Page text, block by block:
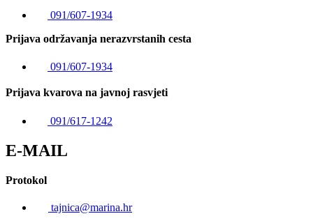
091/607-1934
Prijava održavanja nerazvrstanih cesta
091/607-1934
Prijava kvarova na javnoj rasvjeti
091/617-1242
E-MAIL
Protokol
tajnica@marina.hr